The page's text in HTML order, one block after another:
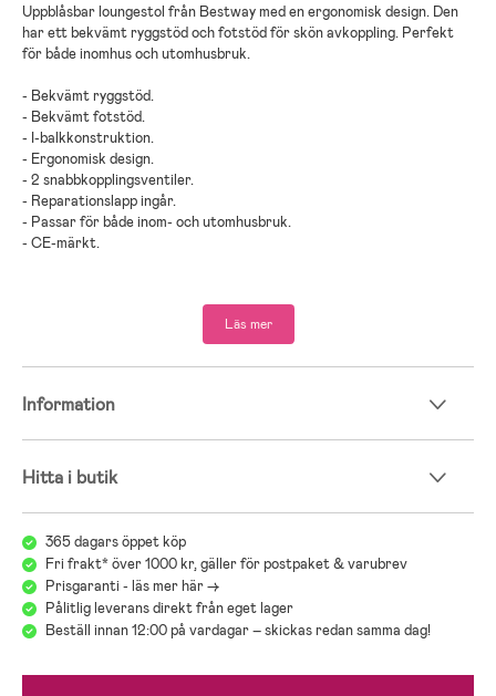
Uppblåsbar loungestol från Bestway med en ergonomisk design. Den
har ett bekvämt ryggstöd och fotstöd för skön avkoppling. Perfekt
för både inomhus och utomhusbruk.
- Bekvämt ryggstöd.
- Bekvämt fotstöd.
- I-balkkonstruktion.
- Ergonomisk design.
- 2 snabbkopplingsventiler.
- Reparationslapp ingår.
- Passar för både inom- och utomhusbruk.
- CE-märkt.
- Används under tillsyn av vuxen.
- Rekommenderad ålder: Från 8 år.
Läs mer
Information
Hitta i butik
365 dagars öppet köp
Fri frakt* över 1000 kr, gäller för postpaket & varubrev
Prisgaranti - läs mer här ->
Pålitlig leverans direkt från eget lager
Beställ innan 12:00 på vardagar – skickas redan samma dag!